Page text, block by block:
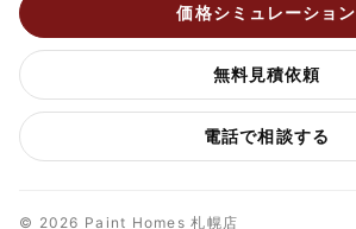
価格シミュレーション
無料見積依頼
電話で相談する
© 2026 Paint Homes 札幌店